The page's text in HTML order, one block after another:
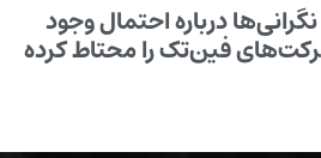
نگرانی‌ها درباره احتمال وجود
فین‌تک را محتاط کرده